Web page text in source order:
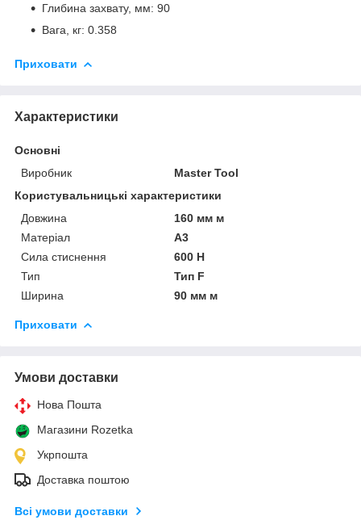
Глибина захвату, мм: 90
Вага, кг: 0.358
Приховати
Характеристики
Основні
Виробник
Master Tool
Користувальницькі характеристики
Довжина
160 мм м
Матеріал
А3
Сила стиснення
600 Н
Тип
Тип F
Ширина
90 мм м
Приховати
Умови доставки
Нова Пошта
Магазини Rozetka
Укрпошта
Доставка поштою
Всі умови доставки